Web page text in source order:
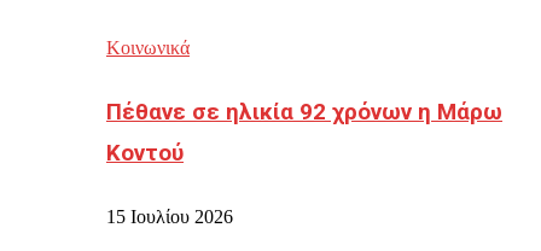
Κοινωνικά
Πέθανε σε ηλικία 92 χρόνων η Μάρω
Κοντού
15 Ιουλίου 2026